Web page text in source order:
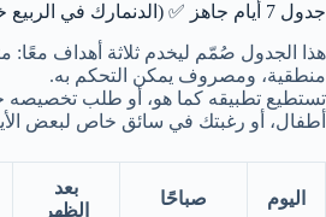
جدول 7 أيام جاهز ✅ (الدنمارك في الربيع خطوة بخطوة)
هذا الجدول صُمّم ليخدم ثلاثة أهداف معًا:
منطقية، ومصروف يمكن التحكم به.
تستطيع تطبيقه كما هو، أو طلب
أطفال، أو رغبتك في سائق خاص لبعض
اليوم صباحًا
بعد
الظهر